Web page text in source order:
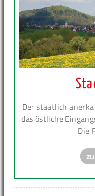
Der staatlich
das östliche
Die